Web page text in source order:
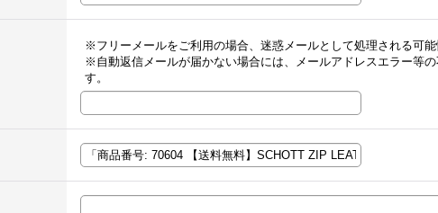
※フリーメールをご利用の場合、迷惑メールとして処理される可能
※自動返信メールが届かない場合には、メールアドレスエラー等
す。